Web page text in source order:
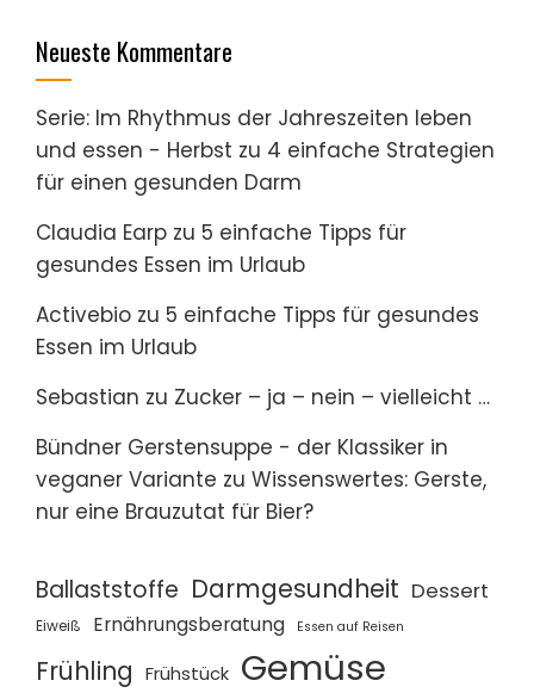
Neueste Kommentare
Serie: Im Rhythmus der Jahreszeiten leben
und essen - Herbst zu 4 einfache Strategien
für einen gesunden Darm
Claudia Earp zu 5 einfache Tipps für
gesundes Essen im Urlaub
Activebio zu 5 einfache Tipps für gesundes
Essen im Urlaub
Sebastian zu Zucker – ja – nein – vielleicht …
Bündner Gerstensuppe - der Klassiker in
veganer Variante zu Wissenswertes: Gerste,
nur eine Brauzutat für Bier?
Ballaststoffe Darmgesundheit Dessert
Eiweiß Ernährungsberatung Essen auf Reisen
Frühling Frühstück Gemüse